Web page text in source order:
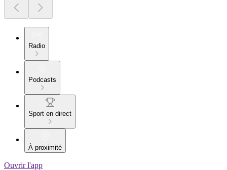
Radio
Podcasts
Sport en direct
À proximité
Ouvrir l'app